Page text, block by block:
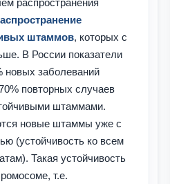
штаммов, которых с
В России показатели
новых заболеваний
повторных случаев
штаммами.
новые штаммы уже с
(устойчивость ко всем
Такая устойчивость
т.е.